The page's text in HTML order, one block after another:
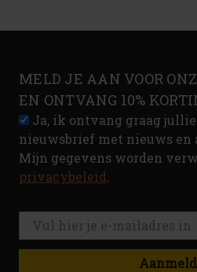
MELD JE AAN VOOR
EN ONTVANG 10%
Ja, ik ontvang graag
nieuwsbrief met nieuws en
Mijn gegevens worden
privacybeleid